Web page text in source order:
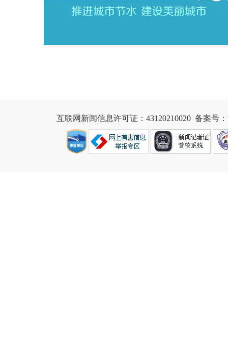
互联网新闻信息许可证：43120210020
备案号